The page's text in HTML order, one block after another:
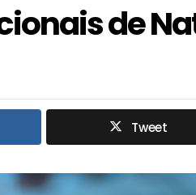
de
Tweet